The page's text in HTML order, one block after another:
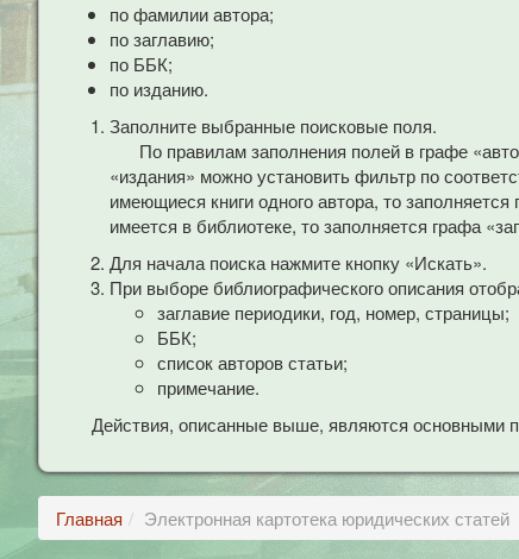
по фамилии автора;
по заглавию;
по ББК;
по изданию.
Заполните выбранные поисковые поля.
По правилам заполнения полей в графе
«издания» можно установить фильтр по
имеющиеся книги одного автора, то
имеется в библиотеке, то заполняется графа
Для начала поиска нажмите кнопку «Искать».
При выборе библиографического описания
заглавие периодики, год, номер, страницы;
ББК;
список авторов статьи;
примечание.
Действия, описанные выше, являются основными
Главная Электронная картотека юридических статей